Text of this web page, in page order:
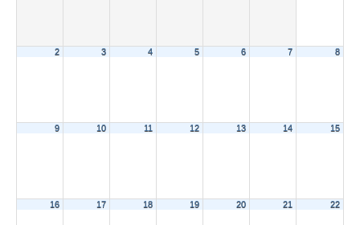
2 3 4 5 6 7 8
9 10 11 12 13 14 15
16 17 18 19 20 21 22